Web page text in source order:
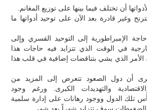
أن تختلف فيما بينها على توزيع المغانم.
وغير قادرة بعد الآن على توحيد أدواتها ما
الإمبراطورية إلى التوحيد القسري وإلى
في الوقت الذي تتزايد فيه حاجات هذا
الأمر الذي يشي بتناقضات إضافية في قلب هذا
أن دول الصعود تتعرض إلى المزيد من
والتهديدات الكبرى. ورغم وجود
تلك الدول ووجود رهانات على إدارة سلمية